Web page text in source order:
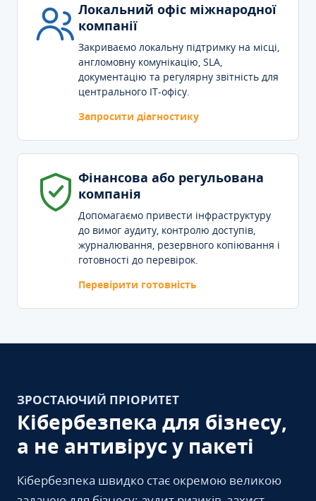
Локальний офіс міжнародної
компанії
Закриваємо локальну підтримку на місці,
англомовну комунікацію, SLA,
документацію та регулярну звітність для
центрального IT-офісу.
Запросити діагностику
Фінансова або регульована
компанія
Допомагаємо привести інфраструктуру
до вимог аудиту, контролю доступів,
журналювання, резервного копіювання і
готовності до перевірок.
Перевірити готовність
ЗРОСТАЮЧИЙ ПРІОРИТЕТ
Кібербезпека для бізнесу,
а не антивірус у пакеті
Кібербезпека швидко стає окремою великою